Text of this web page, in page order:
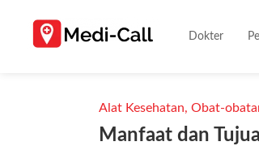
Dokter
Alat Kesehatan, Obat-
Manfaat dan